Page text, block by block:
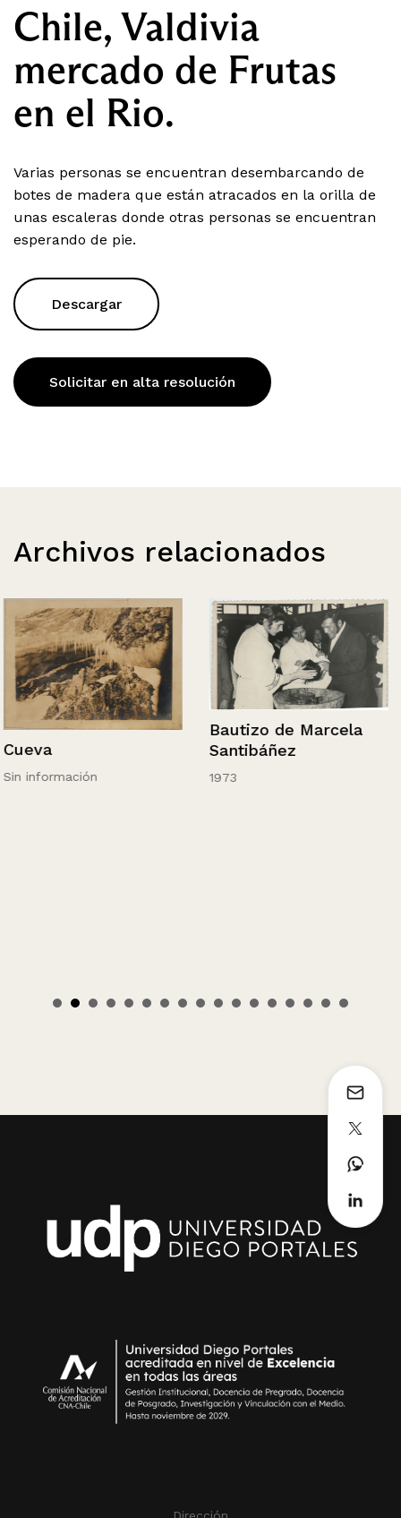
Chile, Valdivia
mercado de Frutas
en el Rio.
Varias personas se encuentran desembarcando de
botes de madera que están atracados en la orilla de
unas escaleras donde otras personas se encuentran
esperando de pie.
Descargar
Solicitar en alta resolución
Archivos relacionados
Cueva
Sin información
Bautizo de Marcela
Santibáñez
1973